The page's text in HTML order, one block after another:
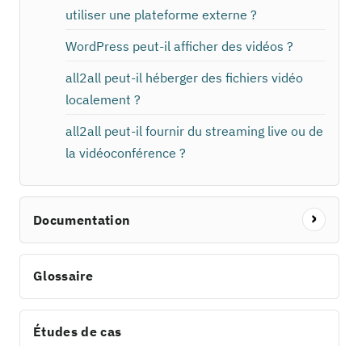
utiliser une plateforme externe ?
WordPress peut-il afficher des vidéos ?
all2all peut-il héberger des fichiers vidéo
localement ?
all2all peut-il fournir du streaming live ou de
la vidéoconférence ?
Documentation
Glossaire
Études de cas